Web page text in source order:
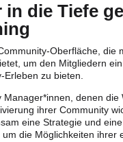
in die Tiefe
Oberfläche, die
um den Mitgliedern
Erleben zu bieten.
Manager*innen, denen die
ihrer Community
eine Strategie und
um die Möglichkeiten ihrer